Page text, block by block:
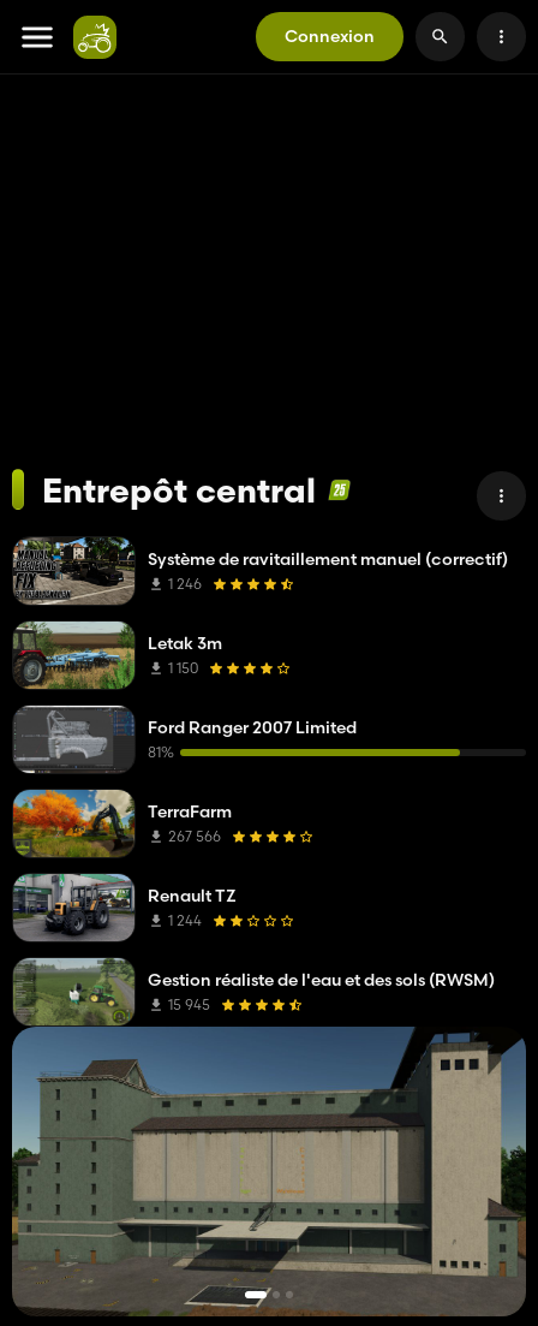
Connexion
Entrepôt central
Système de ravitaillement manuel (correctif)
1 246
Letak 3m
1 150
Ford Ranger 2007 Limited
81%
TerraFarm
267 566
Renault TZ
1 244
Gestion réaliste de l'eau et des sols (RWSM)
15 945